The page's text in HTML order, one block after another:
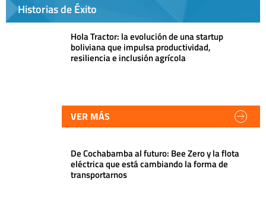
Historias de Éxito
Hola Tractor: la evolución de una startup
boliviana que impulsa productividad,
resiliencia e inclusión agrícola
VER MÁS
De Cochabamba al futuro: Bee Zero y la flota
eléctrica que está cambiando la forma de
transportarnos